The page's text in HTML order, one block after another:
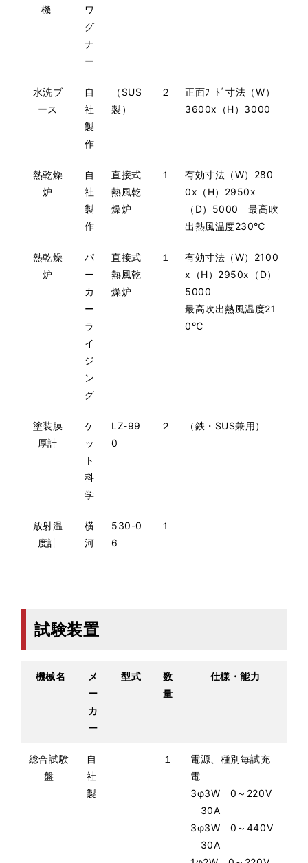
機
ワ
グ
ナ
ー
水洗ブ
ース
自
社
製
作
（SUS
製）
２
正面ﾌｰﾄﾞ寸法（W）
3600x（H）3000
熱乾燥
炉
自
社
製
作
直接式
熱風乾
燥炉
１
有効寸法（W）280
0x（H）2950x
（D）5000 最高吹
出熱風温度230℃
熱乾燥
炉
パ
ー
カ
ー
ラ
イ
ジ
ン
グ
直接式
熱風乾
燥炉
１
有効寸法（W）2100
x（H）2950x（D）
5000
最高吹出熱風温度21
0℃
塗装膜
厚計
ケ
ッ
ト
科
学
LZ-99
0
２ （鉄・SUS兼用）
放射温
度計
横
河
530-0
6
１
試験装置
機械名
メ
ー
カ
ー
型式
数
量
仕様・能力
総合試験
盤
自
社
製
１
電源、種別毎試充
電
3φ3W 0～220V
30A
3φ3W 0～440V
30A